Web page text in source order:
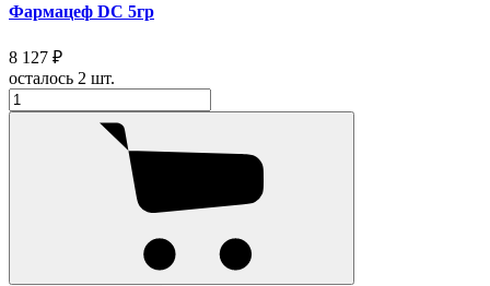
Фармацеф DC 5гр
8 127 ₽
осталось 2 шт.